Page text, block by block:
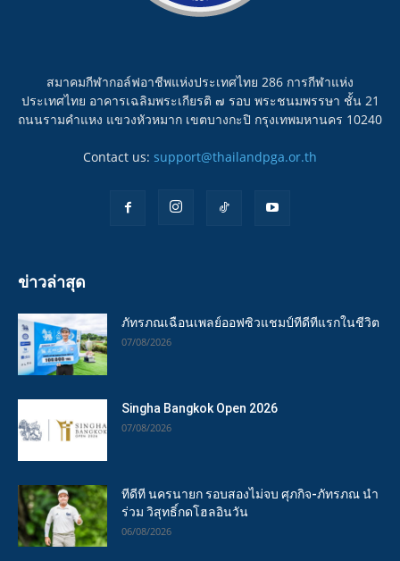
สมาคมกีฬากอล์ฟอาชีพแห่งประเทศไทย 286 การกีฬาแห่ง
ประเทศไทย อาคารเฉลิมพระเกียรติ ๗ รอบ พระชนมพรรษา ชั้น 21
ถนนรามคำแหง แขวงหัวหมาก เขตบางกะปิ กรุงเทพมหานคร 10240
Contact us: support@thailandpga.or.th
ข่าวล่าสุด
ภัทรภณเฉือนเพลย์ออฟซิวแชมป์ทีดีทีแรกในชีวิต
07/08/2026
Singha Bangkok Open 2026
07/08/2026
ทีดีที นครนายก รอบสองไม่จบ ศุภกิจ-ภัทรภณ นำ
ร่วม วิสุทธิ์กดโฮลอินวัน
06/08/2026